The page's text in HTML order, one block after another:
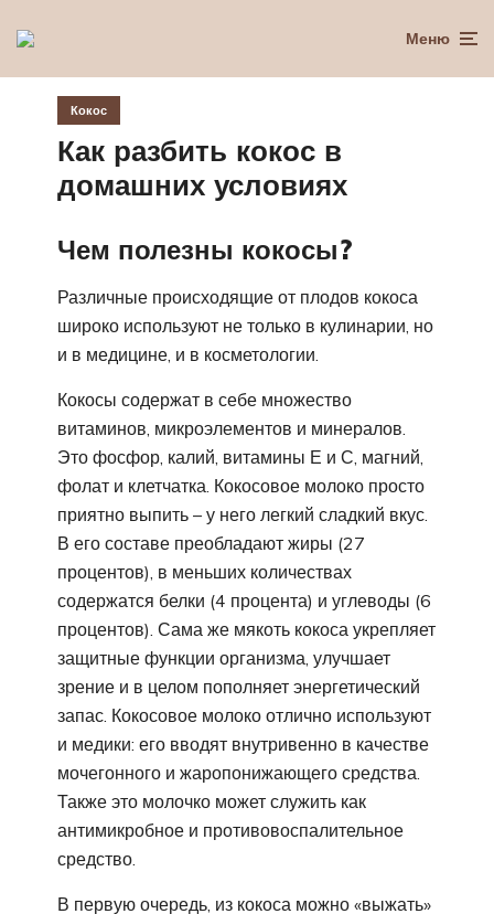
Меню
Кокос
Как разбить кокос в
домашних условиях
Чем полезны кокосы?
Различные происходящие от плодов кокоса
широко используют не только в кулинарии, но
и в медицине, и в косметологии.
Кокосы содержат в себе множество
витаминов, микроэлементов и минералов.
Это фосфор, калий, витамины Е и С, магний,
фолат и клетчатка. Кокосовое молоко просто
приятно выпить – у него легкий сладкий вкус.
В его составе преобладают жиры (27
процентов), в меньших количествах
содержатся белки (4 процента) и углеводы (6
процентов). Сама же мякоть кокоса укрепляет
защитные функции организма, улучшает
зрение и в целом пополняет энергетический
запас. Кокосовое молоко отлично используют
и медики: его вводят внутривенно в качестве
мочегонного и жаропонижающего средства.
Также это молочко может служить как
антимикробное и противовоспалительное
средство.
В первую очередь, из кокоса можно «выжать»